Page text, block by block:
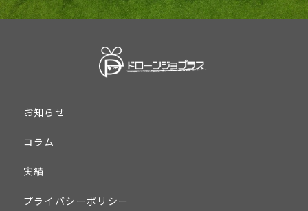
お知らせ
コラム
実績
プライバシーポリシー